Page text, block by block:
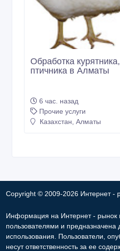
Обработка
птичника в Алматы
6 час. назад
Прочие услуги
Казахстан, Алматы
Copyright © 2009-2026 Интернет -
Информация на Интернет - рынок
пользователями и предназначена
использования. Пользователи,
несут ответственность за ее